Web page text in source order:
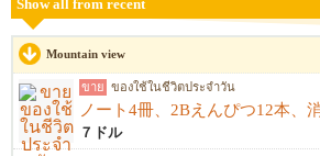
Show all from recent
Mountain view
ขาย ของใช้ในชีวิตประจำวัน
ノート4冊、2Bえんぴつ12本、
７ドル